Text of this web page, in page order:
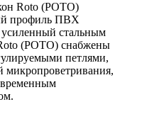
Roto (РОТО)
профиль ПВХ
стальным
(РОТО) снабжены
петлями,